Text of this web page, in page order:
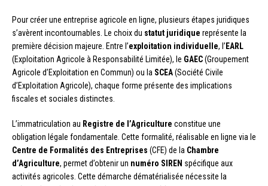
Pour créer une entreprise agricole en ligne, plusieurs étapes juridiques
s’avèrent incontournables. Le choix du statut juridique représente la
première décision majeure. Entre l’exploitation individuelle, l’EARL
(Exploitation Agricole à Responsabilité Limitée), le GAEC(Groupement
Agricole d’Exploitation en Commun) ou la SCEA(Société Civile
d’Exploitation Agricole), chaque forme présente des implications
fiscales et sociales distinctes.
L’immatriculation au Registre de l’Agriculture constitue une
obligation légale fondamentale. Cette formalité, réalisable en ligne via le
Centre de Formalités des Entreprises (CFE) de la Chambre
d’Agriculture, permet d’obtenir un numéro SIREN spécifique aux
activités agricoles. Cette démarche dématérialisée nécessite la